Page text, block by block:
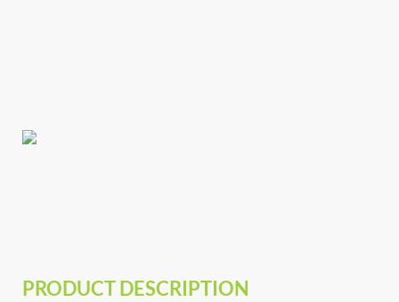
PRODUCT DESCRIPTION